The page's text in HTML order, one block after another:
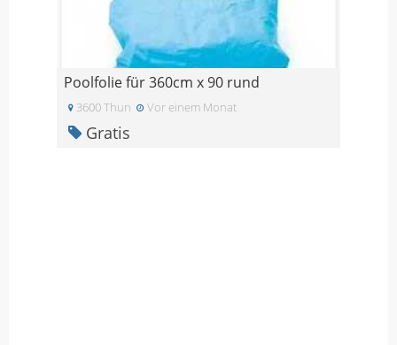
Poolfolie für 360cm x 90 rund
3600 Thun Vor einem Monat
Gratis